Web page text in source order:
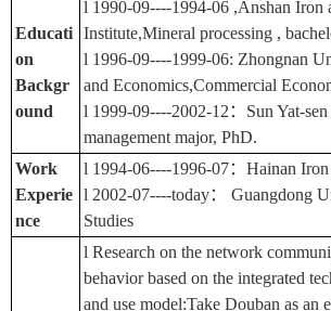
Educati
on
Backgr
ound
l 1990-09----1994-06 ,Anshan Iron
Institute,Mineral processing ,
l 1996-09----1999-06: Zhongnan
and Economics,Commercial
l 1999-09----2002-12：Sun Yat-
management major, PhD.
Work
Experie
nce
l 1994-06----1996-07：Hainan
l 2002-07----today： Guangdong
Studies
l Research on the network
behavior based on the integrated
and use model:Take Douban as an